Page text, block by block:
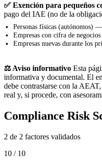
✅ Exención para pequeños
pago del IAE (no de la
Personas físicas (autónomos)
Empresas con cifra de
Empresas nuevas durante los
⚖️ Aviso informativo Esta
informativa y documental. El
debe contrastarse con la
real y, si procede, con
Compliance Risk
2 de 2 factores validados
10 / 10